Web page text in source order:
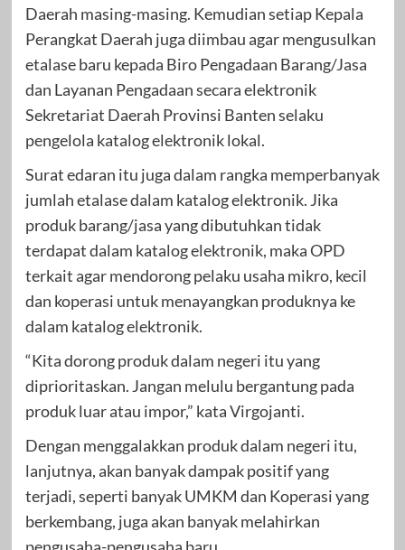
Daerah masing-masing. Kemudian setiap Kepala
Perangkat Daerah juga diimbau agar mengusulkan
etalase baru kepada Biro Pengadaan Barang/Jasa
dan Layanan Pengadaan secara elektronik
Sekretariat Daerah Provinsi Banten selaku
pengelola katalog elektronik lokal.
Surat edaran itu juga dalam rangka memperbanyak
jumlah etalase dalam katalog elektronik. Jika
produk barang/jasa yang dibutuhkan tidak
terdapat dalam katalog elektronik, maka OPD
terkait agar mendorong pelaku usaha mikro, kecil
dan koperasi untuk menayangkan produknya ke
dalam katalog elektronik.
“Kita dorong produk dalam negeri itu yang
diprioritaskan. Jangan melulu bergantung pada
produk luar atau impor,” kata Virgojanti.
Dengan menggalakkan produk dalam negeri itu,
lanjutnya, akan banyak dampak positif yang
terjadi, seperti banyak UMKM dan Koperasi yang
berkembang, juga akan banyak melahirkan